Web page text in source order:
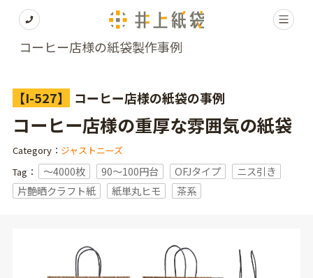
コーヒー店様の紙袋製作事例
【I-527】 コーヒー店様の紙袋の事例
コーヒー店様の重厚な雰囲気の紙袋
Category： ジャストニーズ
Tag：
〜4000枚 90～100円台 OFJタイプ
ニス引き
片艶晒クラフト紙
紙単丸ヒモ 茶系